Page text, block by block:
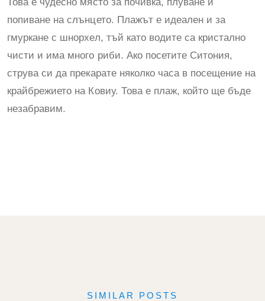
попиване на слънцето. Плажът е идеален и за
гмуркане с шнорхел, тъй като водите са кристално
чисти и има много риби. Ако посетите Ситония,
струва си да прекарате няколко часа в посещение на
крайбрежието на Ковиу. Това е плаж, който ще бъде
незабравим.
SIMILAR POSTS